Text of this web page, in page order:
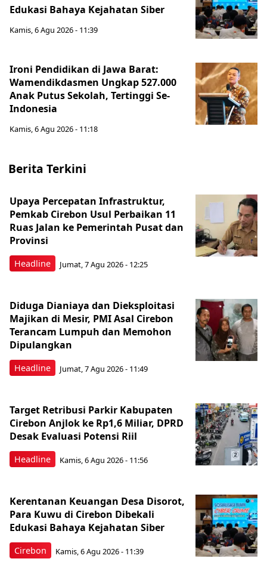
Edukasi Bahaya Kejahatan Siber
Kamis, 6 Agu 2026 - 11:39
Ironi Pendidikan di Jawa Barat:
Wamendikdasmen Ungkap 527.000
Anak Putus Sekolah, Tertinggi Se-
Indonesia
Kamis, 6 Agu 2026 - 11:18
Berita Terkini
Headline
Upaya Percepatan Infrastruktur,
Pemkab Cirebon Usul Perbaikan 11
Ruas Jalan ke Pemerintah Pusat dan
Provinsi
Jumat, 7 Agu 2026 - 12:25
Headline
Diduga Dianiaya dan Dieksploitasi
Majikan di Mesir, PMI Asal Cirebon
Terancam Lumpuh dan Memohon
Dipulangkan
Jumat, 7 Agu 2026 - 11:49
Headline
Target Retribusi Parkir Kabupaten
Cirebon Anjlok ke Rp1,6 Miliar, DPRD
Desak Evaluasi Potensi Riil
Kamis, 6 Agu 2026 - 11:56
Cirebon
Kerentanan Keuangan Desa Disorot,
Para Kuwu di Cirebon Dibekali
Edukasi Bahaya Kejahatan Siber
Kamis, 6 Agu 2026 - 11:39